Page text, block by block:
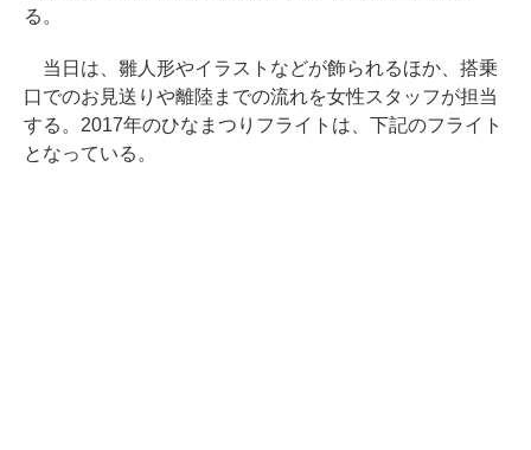
る。
当日は、雛人形やイラストなどが飾られるほか、搭乗
口でのお見送りや離陸までの流れを女性スタッフが担当
する。2017年のひなまつりフライトは、下記のフライト
となっている。